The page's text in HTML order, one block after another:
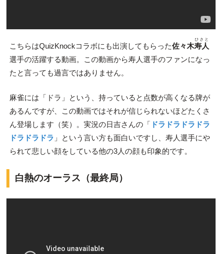
こちらはQuizKnockコラボにも出演してもらった佐々木寿人
ひさと
選手の活躍する動画。この動画から寿人選手のファンになっ
たと言っても過言ではありません。
麻雀には「ドラ」という、持っていると点数が高くなる牌が
あるんですが、この動画ではそれが信じられないほどたくさ
ん登場します（笑）。実況の日吉さんの「 ドラドラドラドラ
ドラドラドラ 」という言い方も面白いですし、寿人選手にや
られて悲しい顔をしている他の3人の顔も印象的です。
白熱のオーラス（最終局）